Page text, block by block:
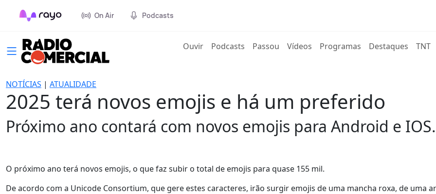
On Air Podcasts
Ouvir(current)
Podcasts Passou Vídeos Programas Destaques TNT
NOTÍCIAS | ATUALIDADE
2025 terá novos emojis e há um preferido
Próximo ano contará com novos emojis para Android e IOS.
O próximo ano terá novos emojis, o que faz subir o total de emojis para quase 155 mil.
De acordo com a Unicode Consortium, que gere estes caracteres, irão surgir emojis de uma mancha roxa, de uma